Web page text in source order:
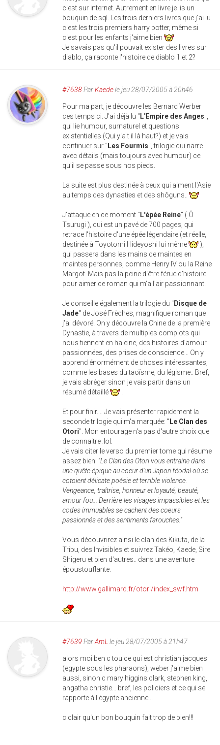
c'est sur internet. Autrement en livre je lis un
bouquin de sql. Les trois derniers livres que j'ai lu
c'est les trois premiers harry potter, même si
c'est pour les enfants j'aime bien
Je savais pas qu'il pouvait exister des livres sur
diablo, ça raconte l'histoire de diablo 1 et 2?
#7638ParKaedele jeu 28/07/2005 à 20h46
Pour ma part, je découvre les Bernard Werber
ces temps ci. J'ai déjà lu " L'Empire des Anges",
qui lie humour, surnaturel et questions
existentielles (Qui y'a t il là haut?) et je vais
continuer sur " Les Fourmis", trilogie qui narre
avec détails (mais toujours avec humour) ce
qu'il se passe sous nos pieds.
La suite est plus destinée à ceux qui aiment l'Asie
au temps des dynasties et des shôguns..
J'attaque en ce moment " L'épée Reine" ( Ô
Tsurugi ), qui est un pavé de 700 pages, qui
retrace l'histoire d'une épée légendaire (et réelle,
destinée à Toyotomi Hideyoshi lui même
),
qui passera dans les mains de maintes en
maintes personnes, comme Henry IV ou la Reine
Margot. Mais pas la peine d'être férue d'histoire
pour aimer ce roman qui m'a l'air passionnant.
Je conseille également la trilogie du " Disque de
Jade" de José Frèches, magnifique roman que
j'ai dévoré. On y découvre la Chine de la première
Dynastie, à travers de multiples complots qui
nous tiennent en haleine, des histoires d'amour
passionnées, des prises de conscience... On y
apprend énormément de choses intéressantes,
comme les bases du taoïsme, du légisme.. Bref,
je vais abréger sinon je vais partir dans un
résumé détaillé
Et pour finir.... Je vais présenter rapidement la
seconde trilogie qui m'a marquée: " Le Clan des
Otori". Mon entourage n'a pas d'autre choix que
de connaitre :lol:
Je vais citer le verso du premier tome qui résume
assez bien: "Le Clan des Otori vous entraine dans
une quête épique au coeur d'un Japon féodal où se
cotoient délicate poésie et terrible violence.
Vengeance, traîtrise, honneur et loyauté, beauté,
amour fou... Derrière les visages impassibles et les
codes immuables se cachent des coeurs
passionnés et des sentiments farouches."
Vous découvrirez ainsi le clan des Kikuta, de la
Tribu, des Invisibles et suivrez Takéo, Kaede, Sire
Shigeru et bien d'autres.. dans une aventure
époustouflante.
http://www.gallimard.fr/otori/index_swf.htm
#7639 ParAmL le jeu 28/07/2005 à 21h47
alors moi ben c tou ce qui est christian jacques
(egypte sous les pharaons), weber j'aime bien
aussi, sinon c mary higgins clark, stephen king,
ahgatha christie... bref, les policiers et ce qui se
rapporte à l'égypte ancienne...
c clair qu'un bon bouquin fait trop de bien!!!